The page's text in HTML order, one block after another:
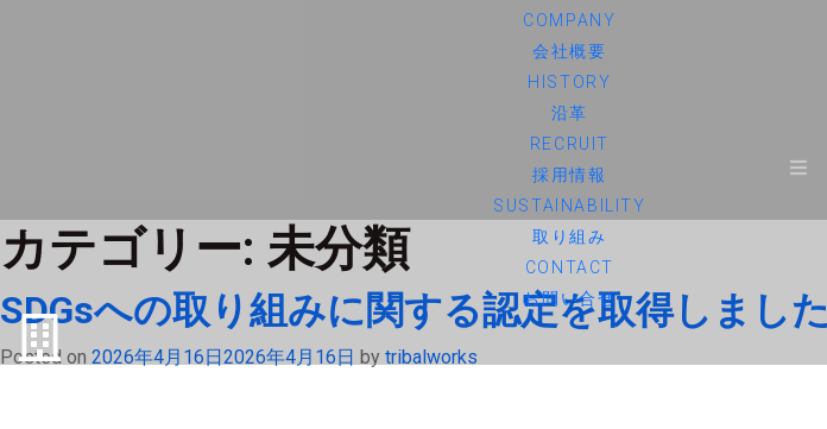
COMPANY
会社概要
HISTORY
沿革
RECRUIT
採用情報
SUSTAINABILITY
取り組み
CONTACT
お問い合せ
カテゴリー: 未分類
SDGsへの取り組みに関する認定を取得しました
Posted on 2026年4月16日2026年4月16日 by tribalworks